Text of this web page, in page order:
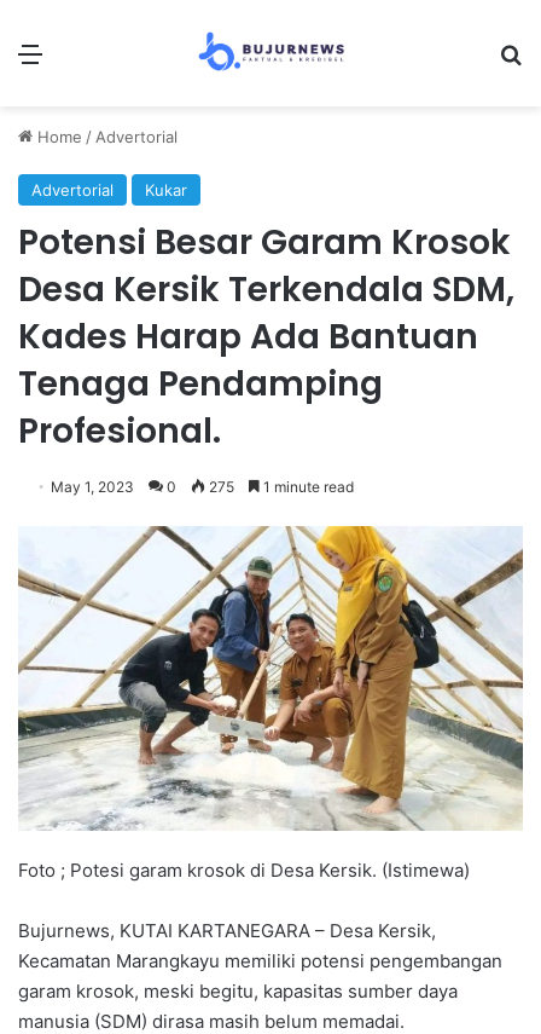
Menu
Home / Advertorial
Advertorial Kukar
Potensi Besar Garam Krosok
Desa Kersik Terkendala SDM,
Kades Harap Ada Bantuan
Tenaga Pendamping
Profesional.
May 1, 2023 0 275 1 minute read
Foto ; Potesi garam krosok di Desa Kersik. (Istimewa)
Bujurnews, KUTAI KARTANEGARA – Desa Kersik,
Kecamatan Marangkayu memiliki potensi pengembangan
garam krosok, meski begitu, kapasitas sumber daya
manusia (SDM) dirasa masih belum memadai.